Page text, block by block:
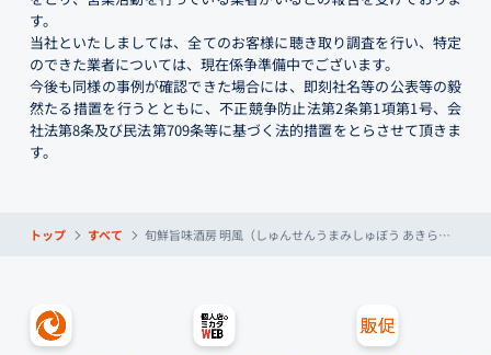
す。
当社といたしましては、全てのお客様に聴き取り調査を行い、特定
のできた業者については、現在係争準備中でございます。
今後も同様の事例が確認できた場合には、即刻社名等の公表等の毅
然たる措置を行うとともに、不正競争防止法第2条第1項第1号、会
社法第8条及び民法第709条等に基づく法的措置をとらさせて頂きま
す。
トップ すべて 旬鮮旨味酒房 明風（しゅんせんうまみしゅぼう あきらかぜ）